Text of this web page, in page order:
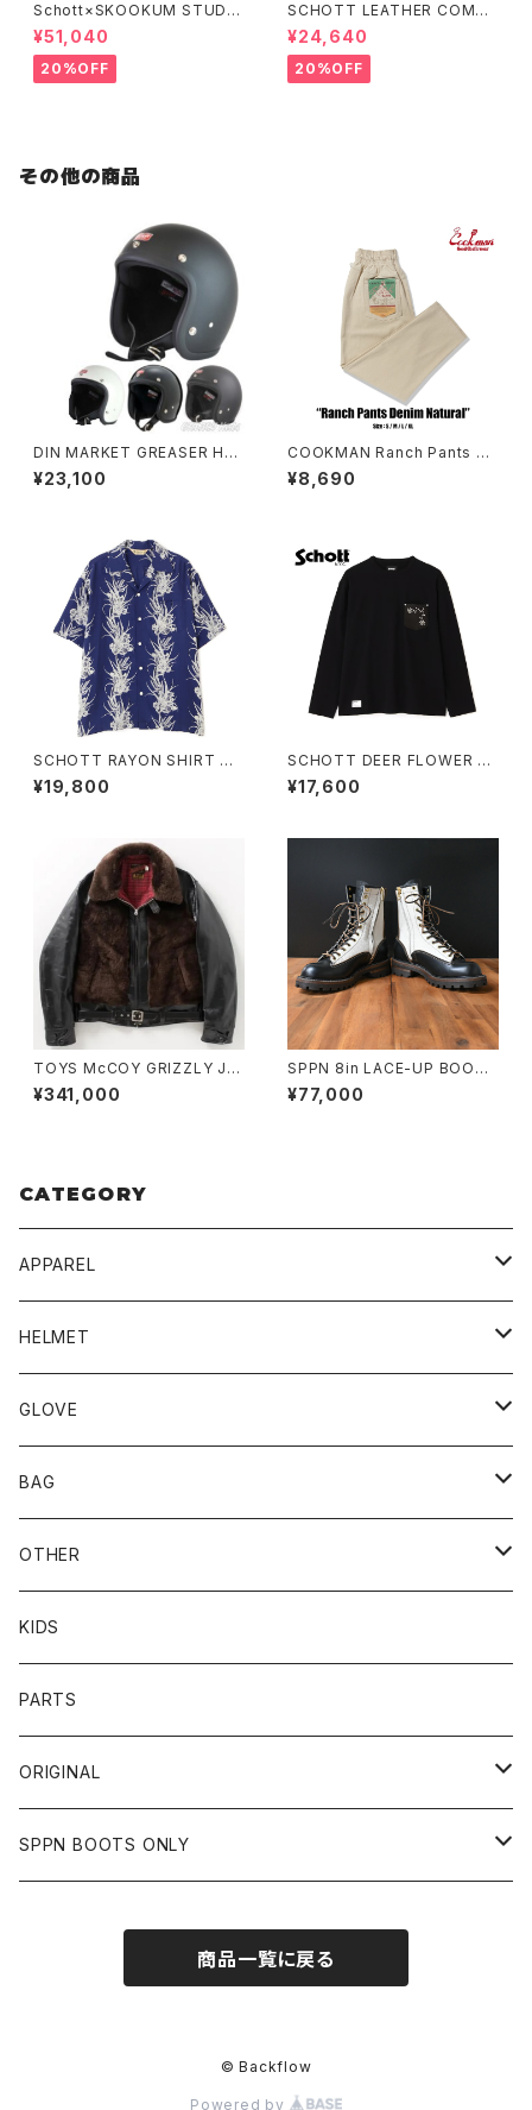
Schott×SKOOKUM STUDIU
M JACKET FINEST QUALIT
Y
¥51,040
20%OFF
SCHOTT LEATHER COMBI
DOWN VEST
¥24,640
20%OFF
その他の商品
DIN MARKET GREASER HEL
METS 60's PLAIN
¥23,100
COOKMAN Ranch Pants De
nim Natural
¥8,690
SCHOTT RAYON SHIRT CA
CTUS
¥19,800
SCHOTT DEER FLOWER S
TUDS LS T-SHIRT
¥17,600
TOYS McCOY GRIZZLY JA
CKET
¥341,000
SPPN 8in LACE-UP BOOTS
IVORY/BLACK TUMAZ
¥77,000
CATEGORY
APPAREL
BLUCO
TOPS
BOTTOMS
UNCROWD
SHADE
TOPS
CYCLE ZOMBIES
TOPS
CAP
SCHOTT
OTHER
SHIRTS
VANSON
OTHER
SHIRTS
TOYS McCOY
OTHER
TOPS
VIN&AGE
WEAR
HARLEY DAVIDSON
ROUGH TAIL
HELMET
BUCO
SHOEI
DIN MARKET
72JAM
リード工業
GLOVE
MECHANIX WEAR
JRP
CHURCHILL
NAPA
DIN MARKET
BAG
DEGNER
ROUGH TAIL
DIN MARKET
STREAM TRAIL
BAG
OTHER
LEUS
HTC
SLOW WEAR LION
STANCE
KIDS
PARTS
ORIGINAL
TOPS
SPPN BOOTS ONLY
ACCESSORIES
商品一覧に戻る
© Backflow
Powered by